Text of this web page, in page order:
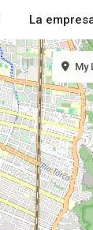
La
My